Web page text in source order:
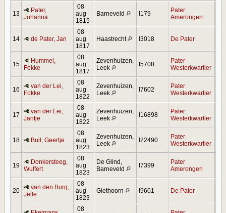
13
Pater,
Johanna
08
aug
1815
Barneveld I179
Pater
Amerongen
14 de Pater, Jan
08
aug
1817
Haastrecht I3018 De Pater
15
Hummel,
Fokke
08
aug
1817
Zevenhuizen,
Leek
I5708
Pater
Westerkwartier
16
van der Lei,
Fokke
08
aug
1822
Zevenhuizen,
Leek
I7602
Pater
Westerkwartier
17
van der Lei,
Jantje
08
aug
1822
Zevenhuizen,
Leek
I16898
Pater
Westerkwartier
18 Buil, Geertje
08
aug
1823
Zevenhuizen,
Leek
I22490
Pater
Westerkwartier
19
Donkersteeg,
Wulfert
08
aug
1823
De Glind,
Barneveld
I7399
Pater
Amerongen
20
van den Burg,
Jelle
08
aug
1823
Giethoorn I9601 De Pater
08